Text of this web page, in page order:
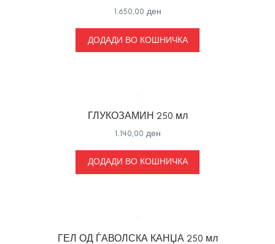
1.650,00 ден
ДОДАДИ ВО КОШНИЧКА
ГЛУКОЗАМИН 250 мл
1.140,00 ден
ДОДАДИ ВО КОШНИЧКА
ГЕЛ ОД ЃАВОЛСКА КАНЏА 250 мл